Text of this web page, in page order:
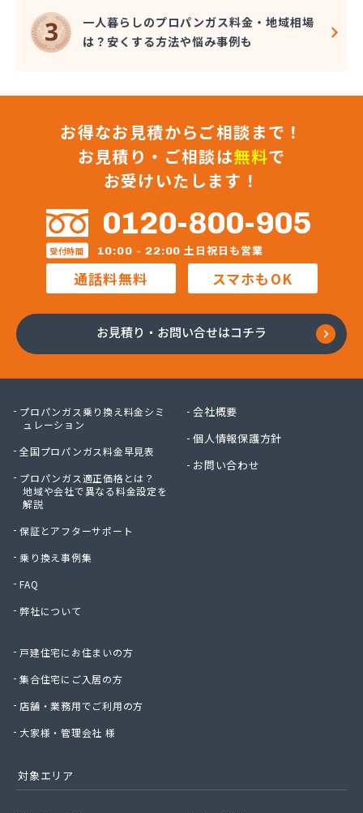
玉野興産株式会社/
琴海設備/
原田喜一郎/
高山産業株式会社 プロパン直売部/
高山産業株式会社 建部支店/
高山産業株式会社 西大寺支店/
高山産業株式会社 リフォームセンター/
高山産業株式会社 笠岡支店/
高山産業株式会社 玉野支店/
高山産業株式会社 倉敷支店/
合田産業株式会社/
佐々木産業株式会社 LPガス/
細羽プロパン株式会社 充填所/
三愛オブリガス中国株式会社/
山営業所/
三和ガス株式会社/
山本プロパン/
山本プロパン商店/
山陽ガス株式会社 倉敷営業所/
山陽商事株式会社津山出張所/
酒井石油店/
酒津商事株式会社 本社/
小松原米穀燃料有限会社/
小川プロパン有限会社/
松本商事有限会社/
上野油業株式会社 本社・玉島LPガス営業所/
水島ガス株式会社本社液化ガス部/
水島高圧瓦斯株式会社/
一人暮らしのプロパンガス料金・地域相場
は？安くする方法や悩み事例も
お得なお見積からご相談まで！
お見積り・ご相談は無料で
お受けいたします！
0120-800-905
受付時間 10:00 - 22:00 土日祝日も営業
通話料無料 スマホもOK
お見積り・お問い合せはコチラ
プロパンガス乗り換え料金シミ
ュレーション
全国プロパンガス料金早見表
プロパンガス適正価格とは？
地域や会社で異なる料金設定を
解説
保証とアフターサポート
乗り換え事例集
FAQ
弊社について
戸建住宅にお住まいの方
集合住宅にご入居の方
店舗・業務用でご利用の方
大家様・管理会社 様
会社概要
個人情報保護方針
お問い合わせ
対象エリア